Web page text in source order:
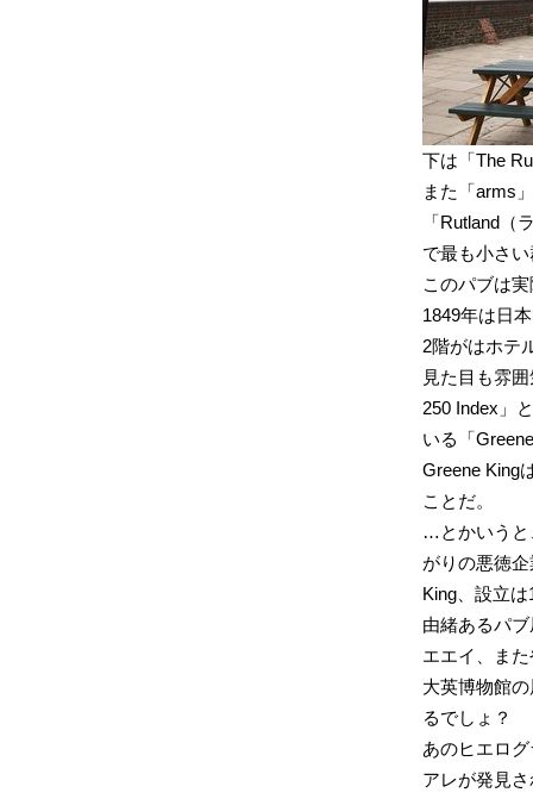
下は「The
また「arms
「Rutland（
で最も小さ
このパブは
1849年は日
2階がはホテ
見た目も雰
250 Index」
いる「
Greene King
ことだ。
…とかいうと
がりの悪徳
King、設立は
由緒あるパ
エエイ、ま
大英博物館
るでしょ？
あのヒエロ
アレが発見